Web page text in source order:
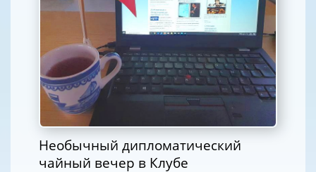
Необычный дипломатический
чайный вечер в Клубе